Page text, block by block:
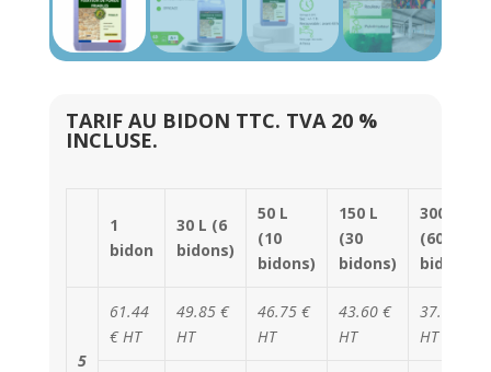
TARIF AU BIDON TTC. TVA 20 %
INCLUSE.
1
bidon
30 L (6
bidons)
50 L
(10
bidons)
150 L
(30
bidons)
300 L
(60
bidons)
5
61.44
€ HT
49.85 €
HT
46.75 €
HT
43.60 €
HT
37.40 €
HT